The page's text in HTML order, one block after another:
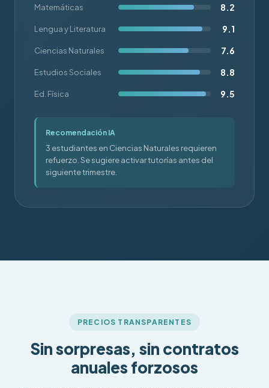
Matemáticas 8.2
Lengua y Literatura 9.1
Ciencias Naturales 7.6
Estudios Sociales 8.8
Ed. Física 9.5
Recomendación IA
3 estudiantes en Ciencias Naturales requieren
refuerzo. Se sugiere activar tutorías antes del
siguiente trimestre.
PRECIOS TRANSPARENTES
Sin sorpresas, sin contratos
anuales forzosos